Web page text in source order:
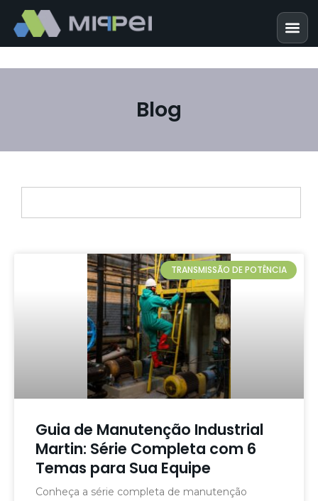
Blog
TRANSMISSÃO DE POTÊNCIA
Guia de Manutenção Industrial
Martin: Série Completa com 6
Temas para Sua Equipe
Conheça a série completa de manutenção